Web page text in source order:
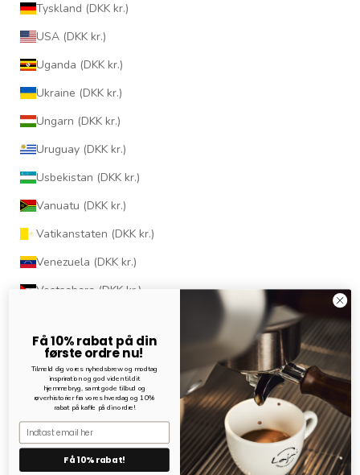
Tyskland (DKK kr.)
USA (DKK kr.)
Uganda (DKK kr.)
Ukraine (DKK kr.)
Ungarn (DKK kr.)
Uruguay (DKK kr.)
Usbekistan (DKK kr.)
Vanuatu (DKK kr.)
Vatikanstaten (DKK kr.)
Venezuela (DKK kr.)
Vestsahara (DKK kr.)
Wallis og Futuna (DKK kr.)
Yemen (DKK kr.)
Zambia (DKK kr.)
© 2026 - Lajmi - Coffee Roasters Drevet af Shopify
Få 10% rabat på din
første ordre nu!
Tilmeld dig vores nyhedsbrew og modtag
inspriration og god viden til dit
hjemmebryg, samt gode tilbud og
røverhistorier fra vores hverdag og 10%
rabat på kaffe på din ordre!
Email
Få 10% rabat!